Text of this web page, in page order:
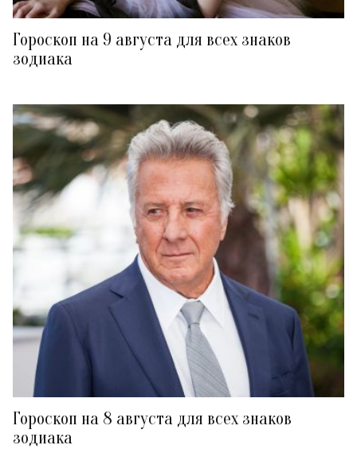
Гороскоп на 9 августа для всех знаков
зодиака
Гороскоп на 8 августа для всех знаков
зодиака